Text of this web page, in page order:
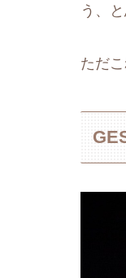
う、
ただ